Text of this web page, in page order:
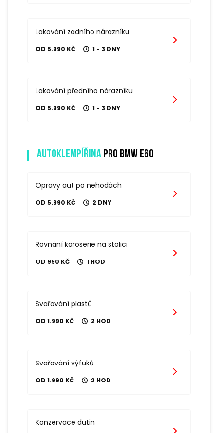
Lakování zadního nárazníku
OD 5.990 KČ 1 - 3 DNY
Lakování předního nárazníku
OD 5.990 KČ 1 - 3 DNY
Autoklempířina pro bmw e60
Opravy aut po nehodách
OD 5.990 KČ 2 DNY
Rovnání karoserie na stolici
OD 990 KČ 1 HOD
Svařování plastů
OD 1.990 KČ 2 HOD
Svařování výfuků
OD 1.990 KČ 2 HOD
Konzervace dutin